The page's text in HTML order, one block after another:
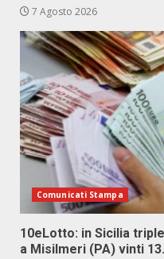
7 Agosto 2026
Comunicati Stampa
10eLotto: in Sicilia
a Misilmeri (PA) vinti